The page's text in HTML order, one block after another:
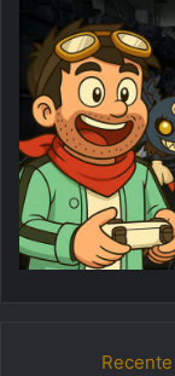
Recente